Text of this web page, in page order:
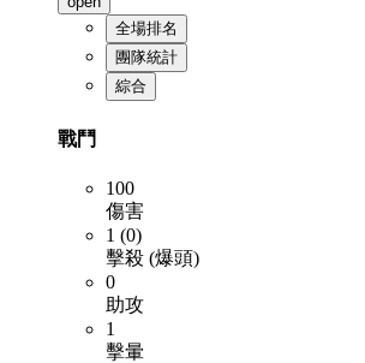
全場排名
團隊統計
綜合
戰鬥
100
傷害
1 (0)
擊殺 (爆頭)
0
助攻
1
擊暈